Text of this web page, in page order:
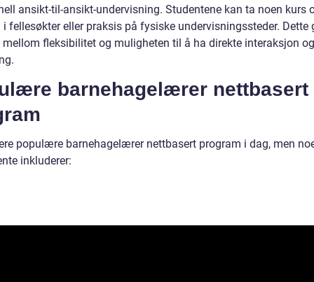
ansikt-til-ansikt-undervisning. Studentene kan ta noen kurs
i fellesøkter eller praksis på fysiske undervisningssteder. Dette
mellom fleksibilitet og muligheten til å ha direkte interaksjon og
barnehagelærer nettbasert
populære barnehagelærer nettbasert program i dag, men
inkluderer: